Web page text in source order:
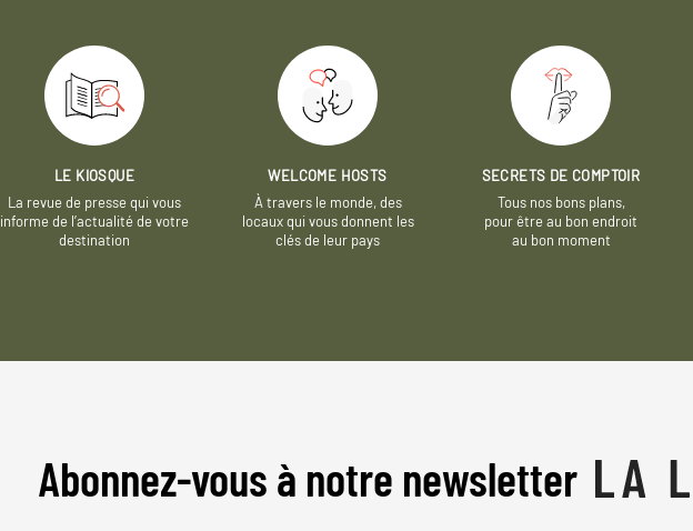
LE KIOSQUE
La revue de presse qui vous
informe de l’actualité de votre
destination
WELCOME HOSTS
À travers le monde, des
locaux qui vous donnent les
clés de leur pays
SECRETS DE COMPTOIR
Tous nos bons plans,
pour être au bon endroit
au bon moment
Abonnez-vous à notre newsletter